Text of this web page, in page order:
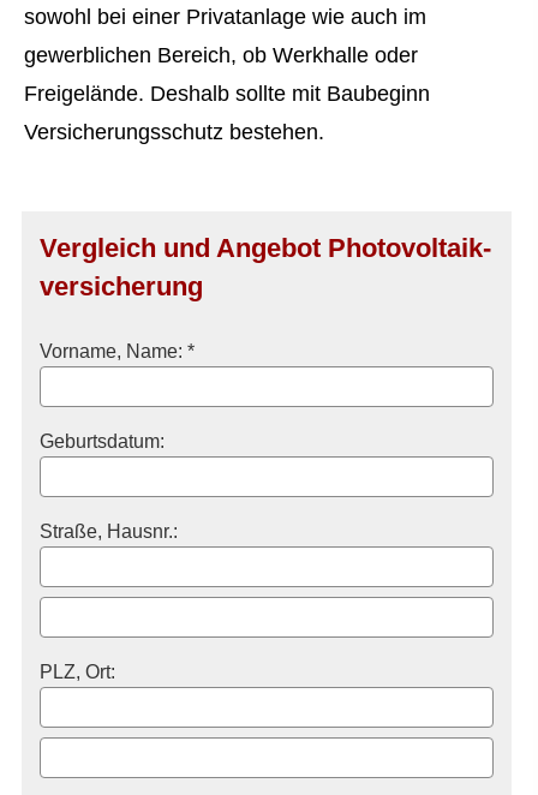
sowohl bei einer Privatanlage wie auch im
gewerblichen Bereich, ob Werkhalle oder
Freigelände. Deshalb sollte mit Baubeginn
Versicherungsschutz bestehen.
Vergleich und Angebot Photo­voltaik­
ver­si­che­rung
Vorname, Name: *
Geburts­datum:
Straße, Hausnr.:
PLZ, Ort: